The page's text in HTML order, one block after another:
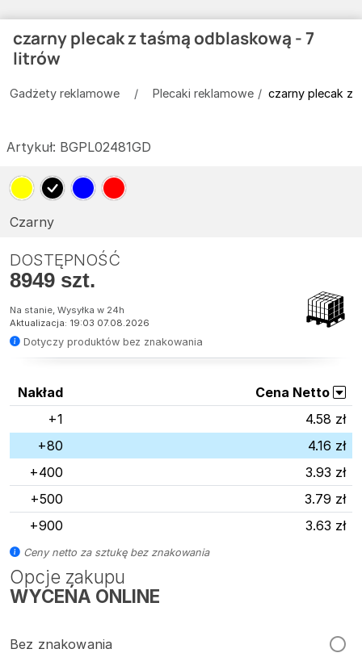
czarny plecak z taśmą odblaskową - 7
litrów
Gadżety reklamowe Plecaki reklamowe czarny plecak z
Artykuł: BGPL02481GD
Czarny
DOSTĘPNOŚĆ
8949 szt.
Na stanie, Wysyłka w 24h
Aktualizacja: 19:03 07.08.2026
Dotyczy produktów bez znakowania
Opcje zakupu
WYCEŃA ONLINE
Bez znakowania
Nakład
Cena Netto
+1
4.58 zł
+80
4.16 zł
+400
3.93 zł
+500
3.79 zł
+900
3.63 zł
Ceny netto za sztukę bez znakowania